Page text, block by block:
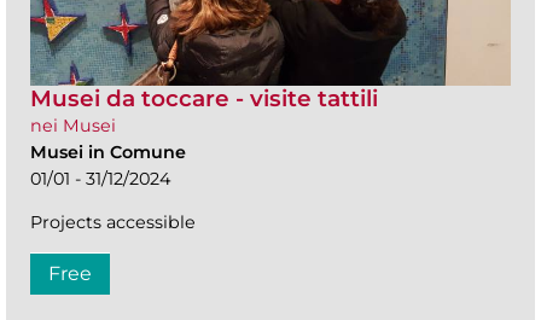
Musei da toccare - visite tattili
nei Musei
Musei in Comune
01/01 - 31/12/2024
Projects accessible
Free